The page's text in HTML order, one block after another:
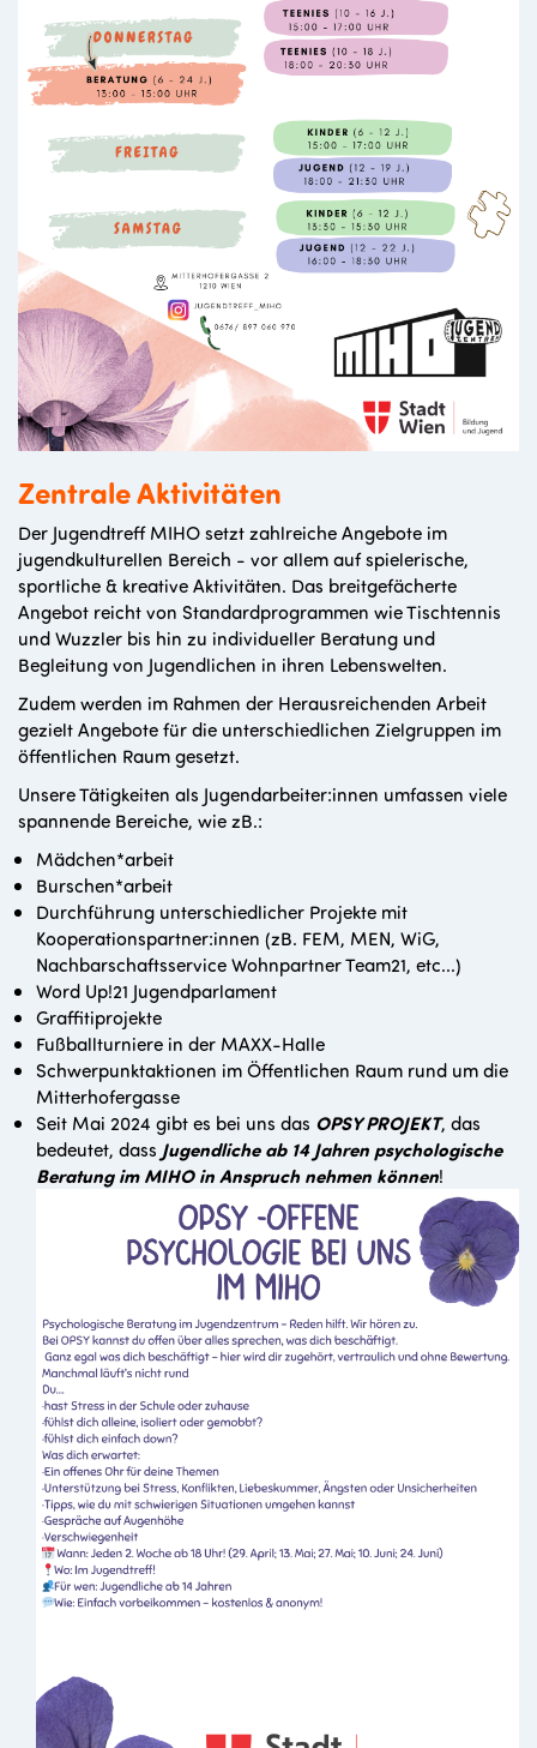
Zentrale Aktivitäten
Der Jugendtreff MIHO setzt zahlreiche Angebote im
jugendkulturellen Bereich - vor allem auf spielerische,
sportliche & kreative Aktivitäten. Das breitgefächerte
Angebot reicht von Standardprogrammen wie Tischtennis
und Wuzzler bis hin zu individueller Beratung und
Begleitung von Jugendlichen in ihren Lebenswelten.
Zudem werden im Rahmen der Herausreichenden Arbeit
gezielt Angebote für die unterschiedlichen Zielgruppen im
öffentlichen Raum gesetzt.
Unsere Tätigkeiten als Jugendarbeiter:innen umfassen viele
spannende Bereiche, wie zB.:
Mädchen*arbeit
Burschen*arbeit
Durchführung unterschiedlicher Projekte mit
Kooperationspartner:innen (zB. FEM, MEN, WiG,
Nachbarschaftsservice Wohnpartner Team21, etc...)
Word Up!21 Jugendparlament
Graffitiprojekte
Fußballturniere in der MAXX-Halle
Schwerpunktaktionen im Öffentlichen Raum rund um die
Mitterhofergasse
Seit Mai 2024 gibt es bei uns das OPSY PROJEKT, das
bedeutet, dass Jugendliche ab 14 Jahren psychologische
Beratung im MIHO in Anspruch nehmen können!